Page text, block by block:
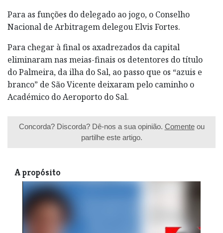
Para as funções do delegado ao jogo, o Conselho
Nacional de Arbitragem delegou Elvis Fortes.
Para chegar à final os axadrezados da capital
eliminaram nas meias-finais os detentores do título
do Palmeira, da ilha do Sal, ao passo que os “azuis e
branco” de São Vicente deixaram pelo caminho o
Académico do Aeroporto do Sal.
Concorda? Discorda? Dê-nos a sua opinião. Comenteou
partilhe este artigo.
A propósito